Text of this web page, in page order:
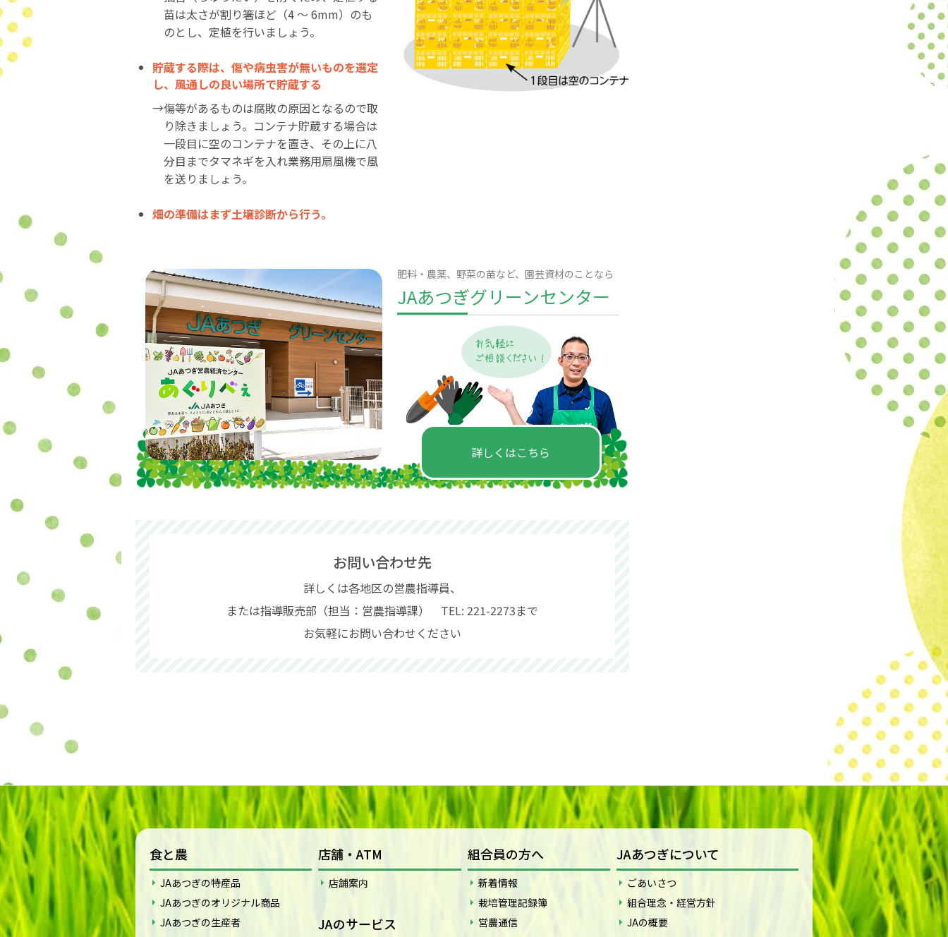
苗は太さが割り箸ほど（4 〜 6mm）のも
のとし、定植を行いましょう。
貯蔵する際は、傷や病虫害が無いものを選定
し、風通しの良い場所で貯蔵する
→傷等があるものは腐敗の原因となるので取
り除きましょう。コンテナ貯蔵する場合は
一段目に空のコンテナを置き、その上に八
分目までタマネギを入れ業務用扇風機で風
を送りましょう。
畑の準備はまず土壌診断から行う。
肥料・農薬、野菜の苗など、園芸資材のことなら
JAあつぎグリーンセンター
詳しくはこちら
お問い合わせ先
詳しくは各地区の営農指導員、
または指導販売部（担当：営農指導課） TEL: 221-2273まで
お気軽にお問い合わせください
食と農
JAあつぎの特産品
JAあつぎのオリジナル商品
JAあつぎの生産者
店舗・ATM
店舗案内
JAのサービス
組合員の方へ
新着情報
栽培管理記録簿
営農通信
JAあつぎについて
ごあいさつ
組合理念・経営方針
JAの概要